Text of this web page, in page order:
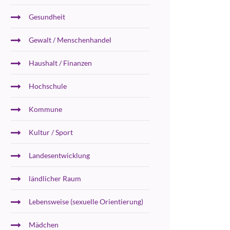
Gesundheit
Gewalt / Menschenhandel
Haushalt / Finanzen
Hochschule
Kommune
Kultur / Sport
Landesentwicklung
ländlicher Raum
Lebensweise (sexuelle Orientierung)
Mädchen